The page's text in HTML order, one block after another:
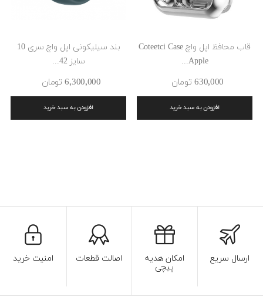
قاب محافظ اپل واچ Coteetci Case
Apple...
630٬000 ‎تومان
افزودن به سبد خرید
بند سیلیکونی اپل واچ سری 10
سایز 42...
6٬300٬000 ‎تومان
افزودن به سبد خرید
ارسال سریع امکان هدیه
پیچی
اصالت قطعات امنیت خرید